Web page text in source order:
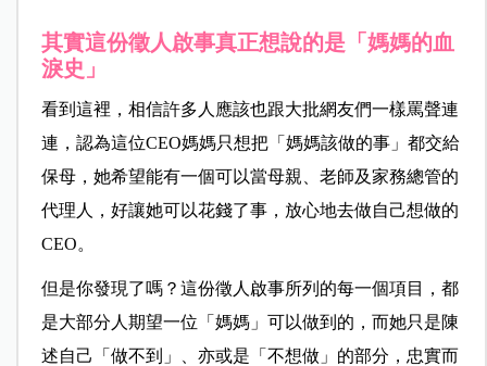
其實這份徵人啟事真正想說的是「媽媽的血
淚史」
看到這裡，相信許多人應該也跟大批網友們一樣罵聲連
連，認為這位CEO媽媽只想把「媽媽該做的事」都交給
保母，她希望能有一個可以當母親、老師及家務總管的
代理人，好讓她可以花錢了事，放心地去做自己想做的
CEO。
但是你發現了嗎？這份徵人啟事所列的每一個項目，都
是大部分人期望一位「媽媽」可以做到的，而她只是陳
述自己「做不到」、亦或是「不想做」的部分，忠實而